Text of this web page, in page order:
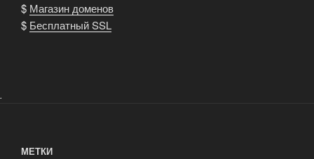
$ Магазин доменов
$ Бесплатный SSL
.
МЕТКИ